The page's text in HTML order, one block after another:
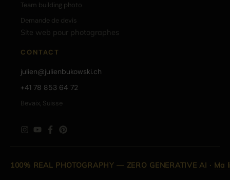
Team building photo
Demande de devis
Site web pour photographes
CONTACT
julien@julienbukowski.ch
+41 78 853 64 72
Bevaix, Suisse
100% REAL PHOTOGRAPHY — ZERO GENERATIVE AI · Ma